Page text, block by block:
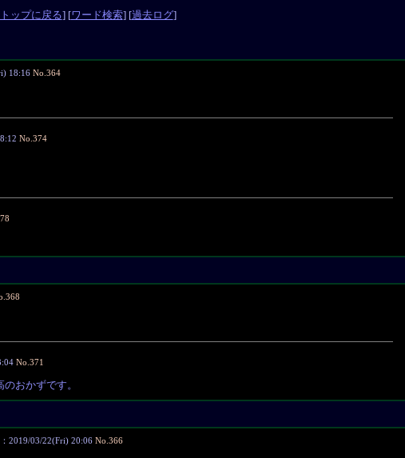
トップに戻る] [ワード検索] [過去ログ]
18:16 No.364
No.374
No.371
おかずです。
2019/03/22(Fri) 20:06 No.366